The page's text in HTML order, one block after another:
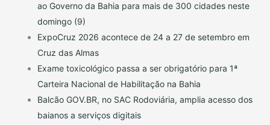
ao Governo da Bahia para mais de 300 cidades neste
domingo (9)
ExpoCruz 2026 acontece de 24 a 27 de setembro em
Cruz das Almas
Exame toxicológico passa a ser obrigatório para 1ª
Carteira Nacional de Habilitação na Bahia
Balcão GOV.BR, no SAC Rodoviária, amplia acesso dos
baianos a serviços digitais